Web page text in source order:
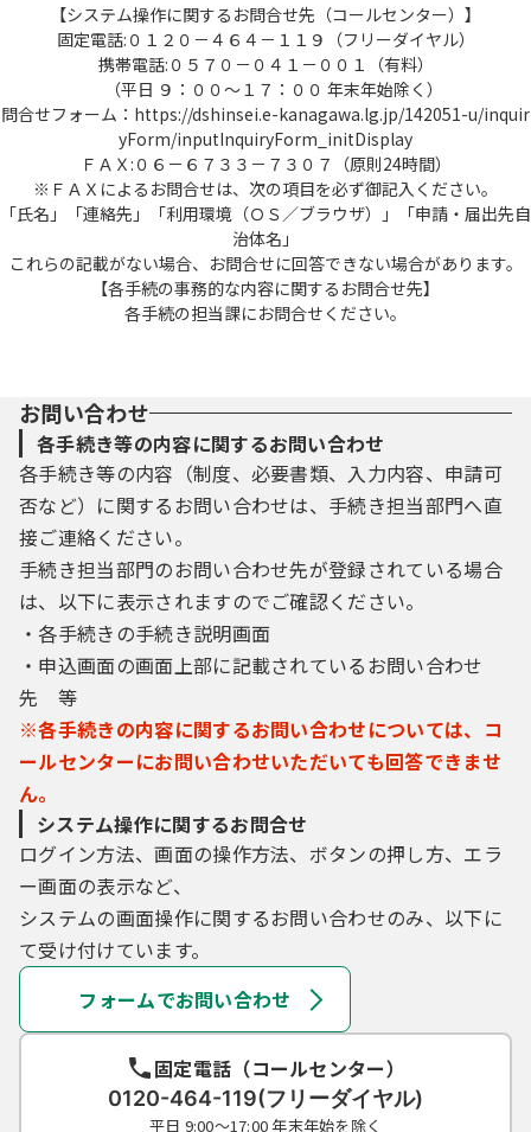
【システム操作に関するお問合せ先（コールセンター）】
固定電話:０１２０－４６４－１１９（フリーダイヤル）
携帯電話:０５７０－０４１－００１（有料）
（平日 ９：００～１７：００ 年末年始除く）
問合せフォーム：https://dshinsei.e-kanagawa.lg.jp/142051-u/inquir
yForm/inputInquiryForm_initDisplay
ＦＡＸ:０６－６７３３－７３０７（原則24時間）
※ＦＡＸによるお問合せは、次の項目を必ず御記入ください。
「氏名」「連絡先」「利用環境（ＯＳ／ブラウザ）」「申請・届出先自
治体名」
これらの記載がない場合、お問合せに回答できない場合があります。
【各手続の事務的な内容に関するお問合せ先】
各手続の担当課にお問合せください。
お問い合わせ
各手続き等の内容に関するお問い合わせ
各手続き等の内容（制度、必要書類、入力内容、申請可
否など）に関するお問い合わせは、手続き担当部門へ直
接ご連絡ください。
手続き担当部門のお問い合わせ先が登録されている場合
は、以下に表示されますのでご確認ください。
・各手続きの手続き説明画面
・申込画面の画面上部に記載されているお問い合わせ
先 等
※各手続きの内容に関するお問い合わせについては、コ
ールセンターにお問い合わせいただいても回答できませ
ん。
システム操作に関するお問合せ
ログイン方法、画面の操作方法、ボタンの押し方、エラ
ー画面の表示など、
システムの画面操作に関するお問い合わせのみ、以下に
て受け付けています。
フォームでお問い合わせ
固定電話（コールセンター）
0120-464-119(フリーダイヤル)
平日 9:00～17:00 年末年始を除く